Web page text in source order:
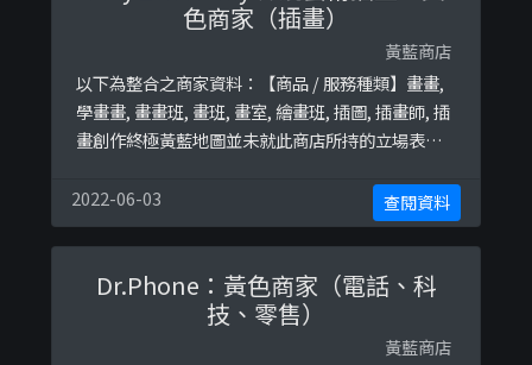
色商家（插畫）
黃藍商店
以下為整合之商家資料：【商品 / 服務種類】畫畫,
學畫畫, 畫畫班, 畫班, 畫室, 繪畫班, 插圖, 插畫師, 插
畫創作終極黃藍地圖並未就此商店所持的立場表態
2022-06-03
查閱資料
Dr.Phone：黃色商家（電話、科
技、零售）
黃藍商店